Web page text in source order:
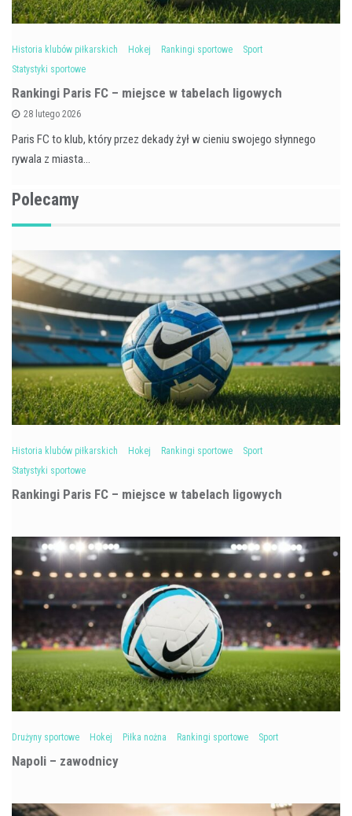
Historia klubów piłkarskich Hokej Rankingi sportowe
Sport
Statystyki sportowe
Rankingi Paris FC – miejsce w tabelach ligowych
28 lutego 2026
Paris FC to klub, który przez dekady żył w cieniu swojego słynnego
rywala z miasta…
Polecamy
Historia klubów piłkarskich Hokej Rankingi sportowe
Sport
Statystyki sportowe
Rankingi Paris FC – miejsce w tabelach ligowych
Drużyny sportowe Hokej Piłka nożna Rankingi sportowe Sport
Napoli – zawodnicy